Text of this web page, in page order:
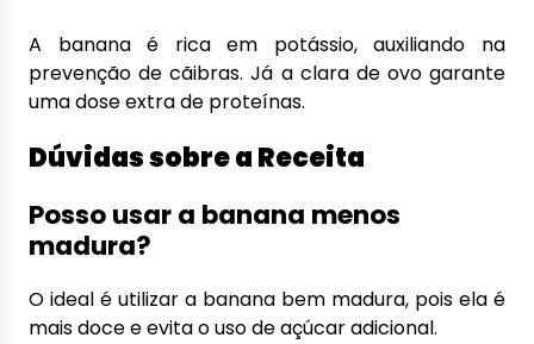
A banana é rica em potássio, auxiliando na
prevenção de cãibras. Já a clara de ovo garante
uma dose extra de proteínas.
Dúvidas sobre a Receita
Posso usar a banana menos
madura?
O ideal é utilizar a banana bem madura, pois ela é
mais doce e evita o uso de açúcar adicional.